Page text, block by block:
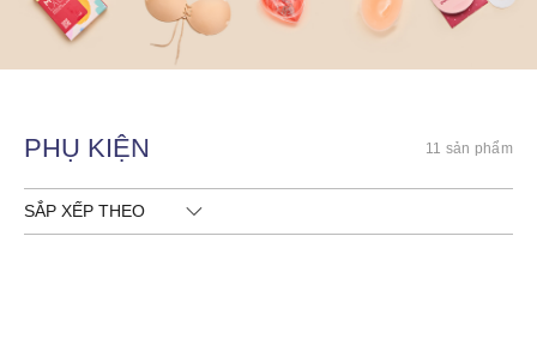
PHỤ KIỆN 11 sản phẩm
SẮP XẾP THEO